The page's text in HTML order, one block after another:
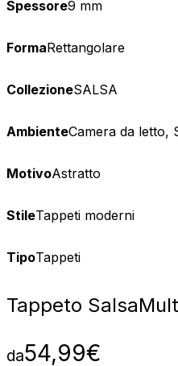
Spessore9 mm
FormaRettangolare
CollezioneSALSA
AmbienteCamera da letto,
MotivoAstratto
StileTappeti moderni
TipoTappeti
Tappeto Salsa
da54,99€